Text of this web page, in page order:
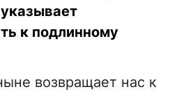
к подлинному
возвращает нас к